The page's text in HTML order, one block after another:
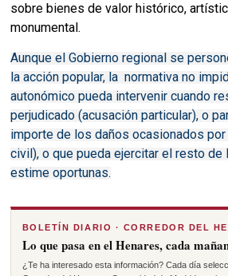
sobre bienes de valor histórico,
monumental.
Aunque el Gobierno regional se
la acción popular, la normativa no
autonómico pueda intervenir cuando
perjudicado (acusación particular), o
importe de los daños ocasionados
civil), o que pueda ejercitar el resto
estime oportunas.
BOLETÍN DIARIO · CORREDOR DEL
Lo que pasa en el Henares, cada
¿Te ha interesado esta información? Cada día